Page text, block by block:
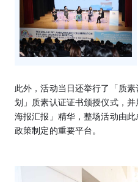
此外，活动当日还举行了「质
划」质素认证证书颁授仪式，并
海报汇报」精华，整场活动由
政策制定的重要平台。